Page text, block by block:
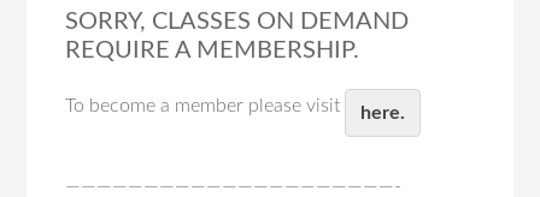
SORRY, CLASSES ON DEMAND
REQUIRE A MEMBERSHIP.
To become a member please visit here.
—————————————————————-